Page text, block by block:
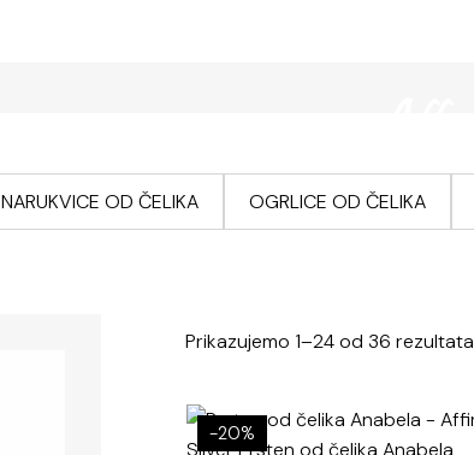
NARUKVICE OD ČELIKA OGRLICE OD ČELIKA
Prikazujemo 1–24 od 36 rezultata
-20%